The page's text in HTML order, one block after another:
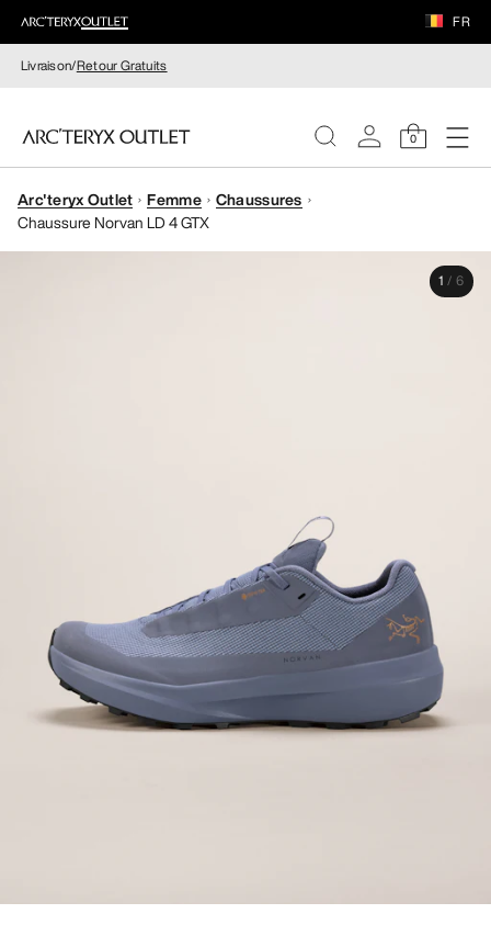
FR
Livraison/Retour Gratuits
0
FEMME
Arc'teryx Outlet Femme
Chaussures
Chaussure Norvan LD 4 GTX
1 / 6